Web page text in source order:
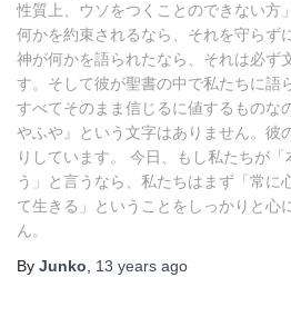
性質上、ウソをつくことのできない方
何かを約束されるなら、それを守らず
神が何かを語られたなら、それは必ず
す。そして彼が聖書の中で私たちに語
すべてそのまま信じるに値するものな
やふや』という文字はありません。彼
りしています。 今日、もし私たちが
う」と言うなら、私たちはまず「常に
て生きる」ということをしっかりと心
ん。
By Junko 13 years ago